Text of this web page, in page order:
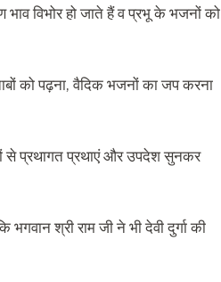
विभोर हो जाते हैं व प्रभू के भजनों को
को पढ़ना, वैदिक भजनों का जप करना
से प्रथागत प्रथाएं और उपदेश सुनकर
श्री राम जी ने भी देवी दुर्गा की